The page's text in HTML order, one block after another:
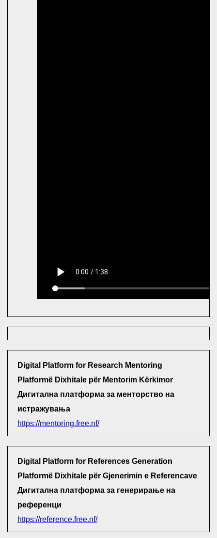
Digital Platform for Research Mentoring
Platformë Dixhitale për Mentorim Kërkimor
Дигитална платформа за менторство на
истражувања
https://mentoring.free.nf/
Digital Platform for References Generation
Platformë Dixhitale për Gjenerimin e Referencave
Дигитална платформа за генерирање на
референци
https://reference.free.nf/